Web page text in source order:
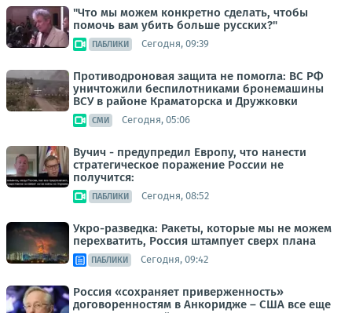
"Что мы можем конкретно сделать, чтобы
помочь вам убить больше русских?"
ПАБЛИКИ Сегодня, 09:39
Противодроновая защита не помогла: ВС РФ
уничтожили беспилотниками бронемашины
ВСУ в районе Краматорска и Дружковки
СМИ Сегодня, 05:06
Вучич - предупредил Европу, что нанести
стратегическое поражение России не
получится:
ПАБЛИКИ Сегодня, 08:52
Укро-разведка: Ракеты, которые мы не можем
перехватить, Россия штампует сверх плана
ПАБЛИКИ Сегодня, 09:42
Россия «сохраняет приверженность»
договоренностям в Анкоридже – США все еще